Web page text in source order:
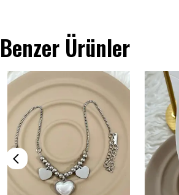
Benzer Ürünler